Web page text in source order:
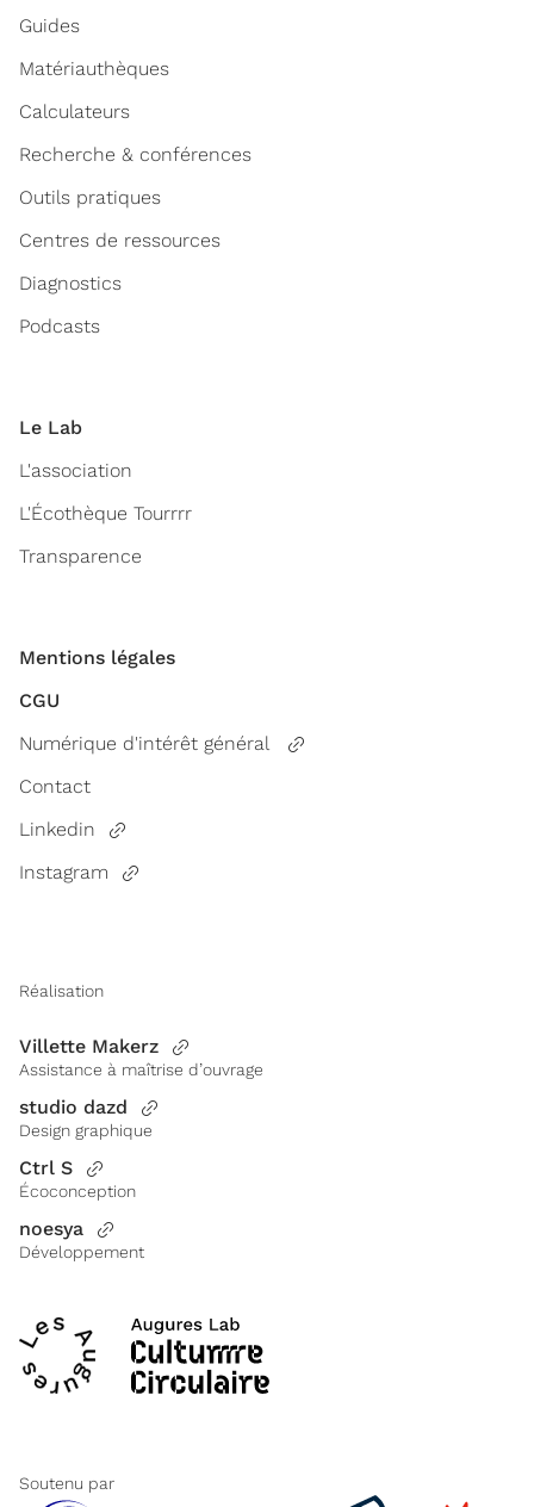
Guides
Matériauthèques
Calculateurs
Recherche & conférences
Outils pratiques
Centres de ressources
Diagnostics
Podcasts
Le Lab
L'association
L'Écothèque Tourrrr
Transparence
Mentions légales
CGU
Numérique d'intérêt général
Contact
Linkedin
Instagram
Réalisation
Villette Makerz
Assistance à maîtrise d’ouvrage
studio dazd
Design graphique
Ctrl S
Écoconception
noesya
Développement
Soutenu par